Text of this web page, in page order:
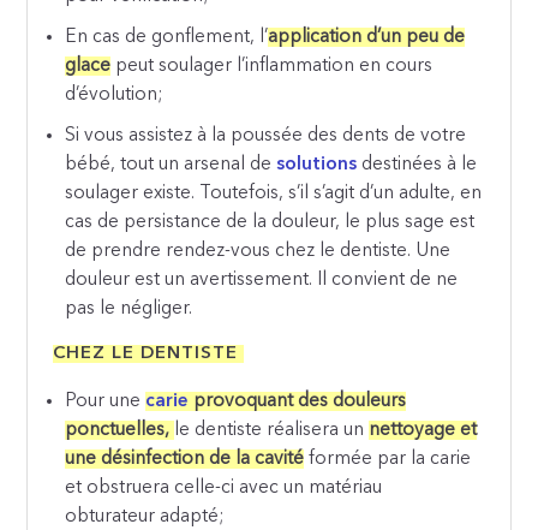
En cas de gonflement, l’application d’un peu de
glace peut soulager l’inflammation en cours
d’évolution;
Si vous assistez à la poussée des dents de votre
bébé, tout un arsenal desolutions destinées à le
soulager existe. Toutefois, s’il s’agit d’un adulte, en
cas de persistance de la douleur, le plus sage est
de prendre rendez-vous chez le dentiste. Une
douleur est un avertissement. Il convient de ne
pas le négliger.
CHEZ LE DENTISTE
Pour une carie provoquant des douleurs
ponctuelles, le dentiste réalisera un nettoyage et
une désinfection de la cavité formée par la carie
et obstruera celle-ci avec un matériau
obturateur adapté;